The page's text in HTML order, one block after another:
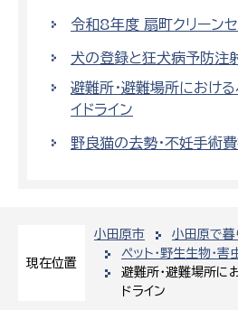
現在位置
小田原市 小田原で暮
ペット・野生生物・害
避難所・避難場所に
ドライン
令和8年度 扇町クリーン
犬の登録と狂犬病予防注
避難所・避難場所におけ
イドライン
野良猫の去勢・不妊手術